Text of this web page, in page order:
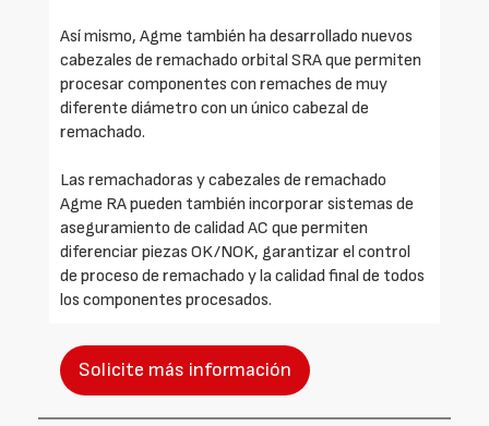
Así mismo, Agme también ha desarrollado nuevos
cabezales de remachado orbital SRA que permiten
procesar componentes con remaches de muy
diferente diámetro con un único cabezal de
remachado.
Las remachadoras y cabezales de remachado
Agme RA pueden también incorporar sistemas de
aseguramiento de calidad AC que permiten
diferenciar piezas OK/NOK, garantizar el control
de proceso de remachado y la calidad final de todos
los componentes procesados.
Solicite más información